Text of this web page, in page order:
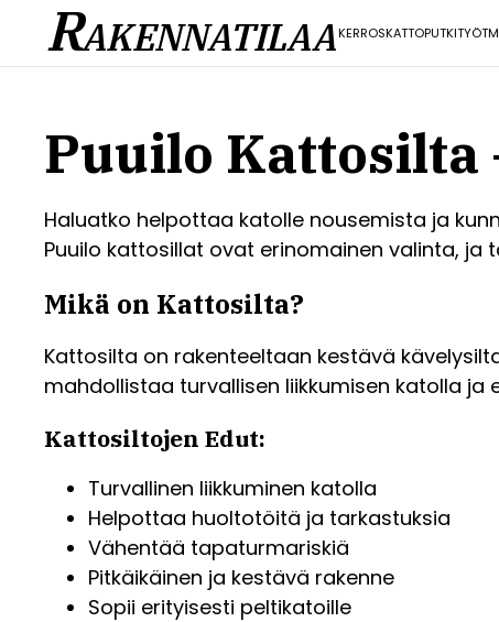
RAKENNATILAAKERROSKATTOPUTKITYÖT
Puuilo
Haluatko helpottaa katolle nousemista ja
Puuilo kattosillat ovat erinomainen valinta,
Mikä on Kattosilta?
Kattosilta on rakenteeltaan kestävä
mahdollistaa turvallisen liikkumisen katolla
Kattosiltojen Edut:
Turvallinen liikkuminen katolla
Helpottaa huoltotöitä ja tarkastuksia
Vähentää tapaturmariskiä
Pitkäikäinen ja kestävä rakenne
Sopii erityisesti peltikatoille